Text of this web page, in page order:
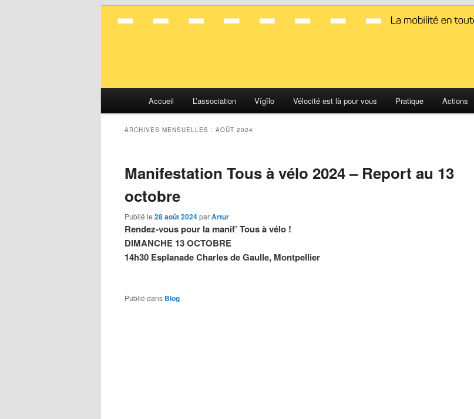
Aller
au
principal
Aller
au
secondaire
Accueil L’association Vĭgĭlo Vélocité est là pour vous Pratique Actions
ARCHIVES MENSUELLES : AOÛT 2024
Manifestation Tous à vélo 2024 – Report au 13
octobre
Publié le 28 août 2024parArtur
Rendez-vous pour la manif’ Tous à vélo !
DIMANCHE 13 OCTOBRE
14h30 Esplanade Charles de Gaulle, Montpellier
Publié dans Blog